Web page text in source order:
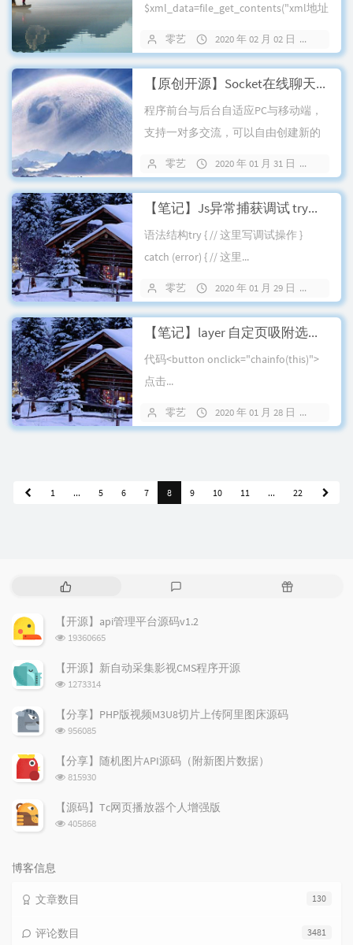
$xml_data=file_get_contents("xml地址
零艺 2020 年 02 月 02 日
【原创开源】Socket在线聊天系统v1.0
程序前台与后台自适应PC与移动端，
支持一对多交流，可以自由创建新的
能，等...
零艺 2020 年 01 月 31 日
【笔记】Js异常捕获调试 try，catch
语法结构try { // 这里写调试操作 }
catch (error) { // 这里...
零艺 2020 年 01 月 29 日
【笔记】layer 自定页吸附选择器例子
代码<button onclick="chainfo(this)">
点击...
零艺 2020 年 01 月 28 日
1 ... 5 6 7 8 9 10 11 ... 22
热
文
章
评
随
【开源】api管理平台源码v1.2
浏
次
数:
19360665
【开源】新自动采集影视CMS程序开源
浏
次
数:
1273314
【分享】PHP版视频M3U8切片上传阿里图床源码
浏
次
数:
956085
【分享】随机图片API源码（附新图片数据）
浏
次
数:
815930
【源码】Tc网页播放器个人增强版
浏
405868
博客信息
130
文章数目
3481
评论数目